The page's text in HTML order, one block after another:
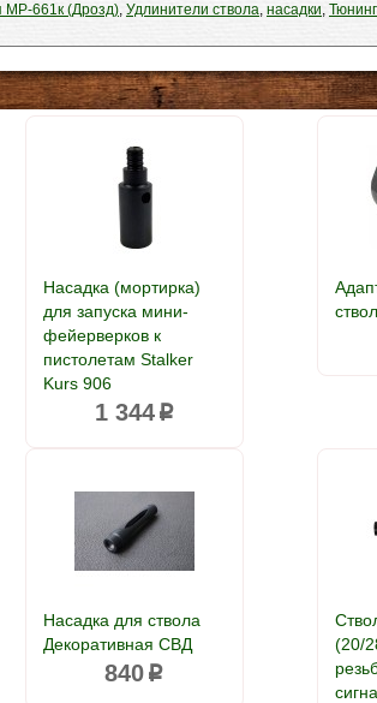
МР-661к (Дрозд), Удлинители ствола, насадки,
Насадка (мортирка)
для запуска мини-
фейерверков к
пистолетам Stalker
Kurs 906
1 344p
Насадка для ствола
Декоративная СВД
840 p
(20/